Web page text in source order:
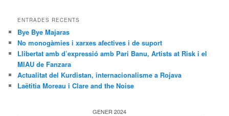
ENTRADES RECENTS
Bye Bye Majaras
No monogàmies i xarxes afectives i de suport
Llibertat amb d’expressió amb Pari Banu, Artists at Risk i el
MIAU de Fanzara
Actualitat del Kurdistan, internacionalisme a Rojava
Laëtitia Moreau i Clare and the Noise
GENER 2024